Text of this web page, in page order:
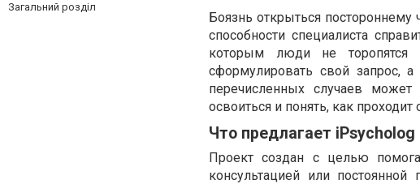
Загальний розділ
Боязнь открыться
способности специалиста
которым люди не
сформулировать свой запрос,
перечисленных случаев
освоиться и понять, как
Что предлагает iPsycholog
Проект создан с целью
консультацией или